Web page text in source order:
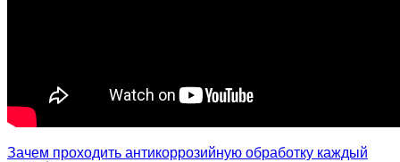
Зачем проходить антикоррозийную обработку каждый